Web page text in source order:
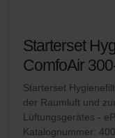
Starterset
ComfoAir
Starterset
der Raumluft und
Lüftungsgerätes -
Katalognummer: